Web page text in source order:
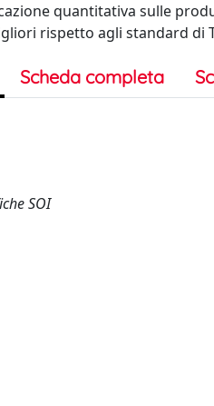
quantitativa sulle
rispetto agli standard di
Scheda completa
SOI